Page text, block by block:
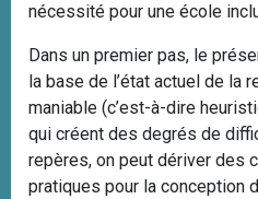
nécessité pour une école
Dans un premier pas, le
la base de l’état actuel de la
maniable (c’est-à-dire
qui créent des degrés de
repères, on peut dériver des
pratiques pour la conception